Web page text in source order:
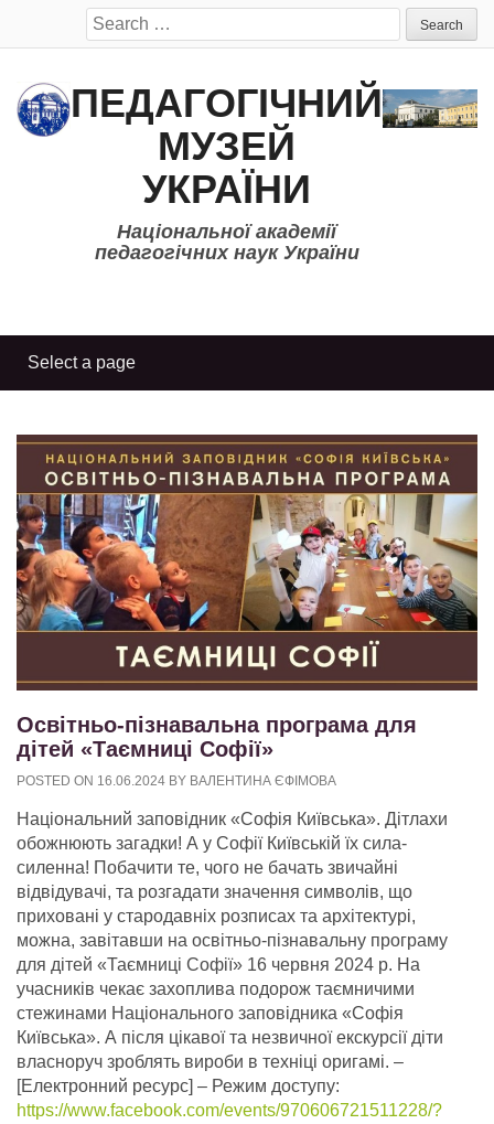
Search
for:
ПЕДАГОГІЧНИЙ
МУЗЕЙ
УКРАЇНИ
Національної академії
педагогічних наук України
Освітньо-пізнавальна програма для
дітей «Таємниці Софії»
POSTED ON 16.06.2024 BY ВАЛЕНТИНА ЄФІМОВА
Національний заповідник «Софія Київська». Дітлахи
обожнюють загадки! А у Софії Київській їх сила-
силенна! Побачити те, чого не бачать звичайні
відвідувачі, та розгадати значення символів, що
приховані у стародавніх розписах та архітектурі,
можна, завітавши на освітньо-пізнавальну програму
для дітей «Таємниці Софії» 16 червня 2024 р. На
учасників чекає захоплива подорож таємничими
стежинами Національного заповідника «Софія
Київська». А після цікавої та незвичної екскурсії діти
власноруч зроблять вироби в техніці оригамі. –
[Електронний ресурс] – Режим доступу:
https://www.facebook.com/events/970606721511228/?